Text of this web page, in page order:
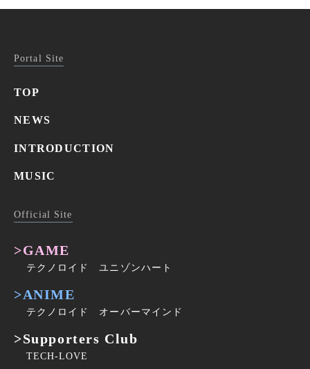
Portal Site
TOP
NEWS
INTRODUCTION
MUSIC
Official Site
>GAME
テクノロイド ユニゾンハート
>ANIME
テクノロイド オーバーマインド
>Supporters Club
TECH-LOVE